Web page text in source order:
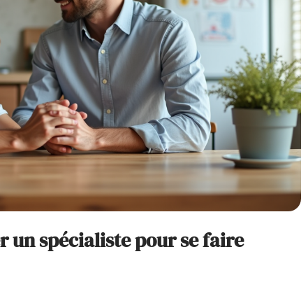
un spécialiste pour se faire